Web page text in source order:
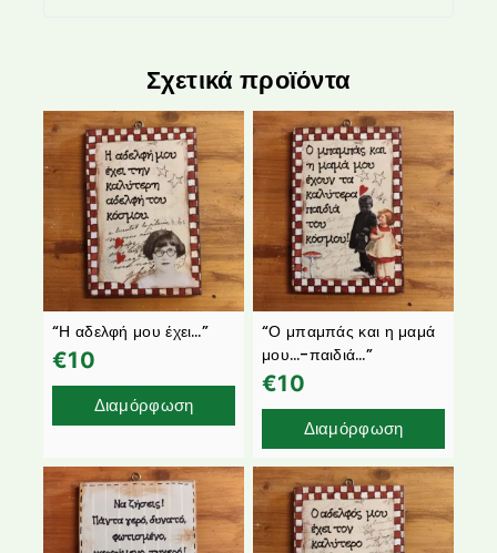
Σχετικά προϊόντα
“Η αδελφή μου έχει…”
€10
Διαμόρφωση
“Ο μπαμπάς και η μαμά
μου…-παιδιά…”
€10
Διαμόρφωση